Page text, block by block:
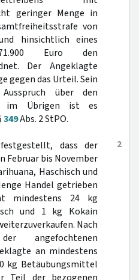
geringer Menge in
von
hinsichtlich eines
Euro den
Der Angeklagte
gegen das Urteil. Sein
über den
im Übrigen ist es
349Abs. 2 StPO.
2
dass der
Februar bis November
Haschisch und
Handel getrieben
mindestens 24 kg
und 1 kg Kokain
Nach
angefochtenen
an mindestens
kg Betäubungsmittel